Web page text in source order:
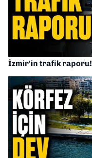
İzmir'in trafik raporu!